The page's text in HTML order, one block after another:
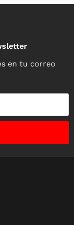
en tu correo